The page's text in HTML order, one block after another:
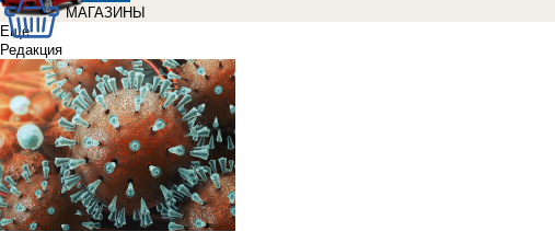
МАГАЗИНЫ
Еще
Редакция